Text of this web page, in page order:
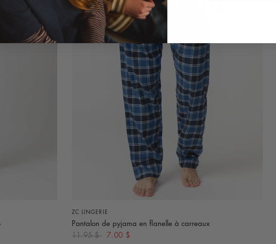
ZC LINGERIE
Pantalon de pyjama en flanelle à carreaux
11.95 $
7.00 $